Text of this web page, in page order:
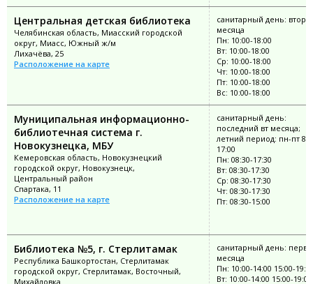
Центральная детская библиотека
Челябинская область, Миасский городской
округ, Миасс, Южный ж/м
Лихачёва, 25
Расположение на карте
санитарный день:
месяца
Пн: 10:00-18:00
Вт: 10:00-18:00
Ср: 10:00-18:00
Чт: 10:00-18:00
Пт: 10:00-18:00
Вс: 10:00-18:00
Муниципальная информационно-
библиотечная система г.
Новокузнецка, МБУ
Кемеровская область, Новокузнецкий
городской округ, Новокузнецк,
Центральный район
Спартака, 11
Расположение на карте
санитарный день:
последний вт месяца;
летний период: пн-пт
17:00
Пн: 08:30-17:30
Вт: 08:30-17:30
Ср: 08:30-17:30
Чт: 08:30-17:30
Пт: 08:30-15:00
Библиотека №5, г. Стерлитамак
Республика Башкортостан, Стерлитамак
городской округ, Стерлитамак, Восточный,
Михайловка
санитарный день:
месяца
Пн: 10:00-14:00 15:00-
Вт: 10:00-14:00 15:00-19:00